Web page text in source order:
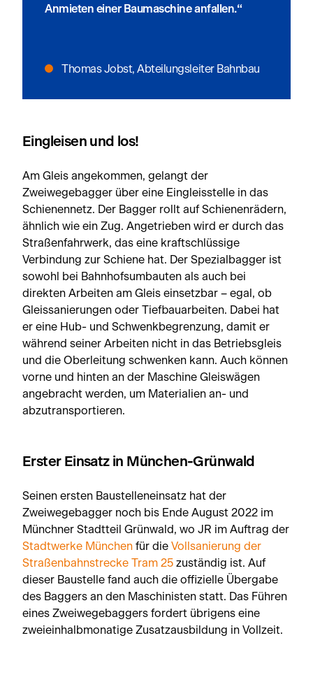
Anmieten einer Baumaschine anfallen.“
Thomas Jobst, Abteilungsleiter Bahnbau
Eingleisen und los!
Am Gleis angekommen, gelangt der
Zweiwegebagger über eine Eingleisstelle in das
Schienennetz. Der Bagger rollt auf Schienenrädern,
ähnlich wie ein Zug. Angetrieben wird er durch das
Straßenfahrwerk, das eine kraftschlüssige
Verbindung zur Schiene hat. Der Spezialbagger ist
sowohl bei Bahnhofsumbauten als auch bei
direkten Arbeiten am Gleis einsetzbar – egal, ob
Gleissanierungen oder Tiefbauarbeiten. Dabei hat
er eine Hub- und Schwenkbegrenzung, damit er
während seiner Arbeiten nicht in das Betriebsgleis
und die Oberleitung schwenken kann. Auch können
vorne und hinten an der Maschine Gleiswägen
angebracht werden, um Materialien an- und
abzutransportieren.
Erster Einsatz in München-Grünwald
Seinen ersten Baustelleneinsatz hat der
Zweiwegebagger noch bis Ende August 2022 im
Münchner Stadtteil Grünwald, wo JR im Auftrag der
Stadtwerke München für die Vollsanierung der
Straßenbahnstrecke Tram 25 zuständig ist. Auf
dieser Baustelle fand auch die offizielle Übergabe
des Baggers an den Maschinisten statt. Das Führen
eines Zweiwegebaggers fordert übrigens eine
zweieinhalbmonatige Zusatzausbildung in Vollzeit.